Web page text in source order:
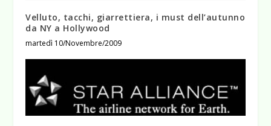
Velluto, tacchi, giarrettiera, i must dell’autunno
da NY a Hollywood
martedì 10/Novembre/2009